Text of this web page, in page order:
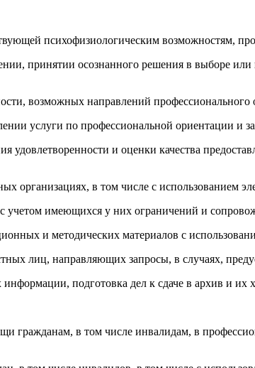
психофизиологическим возможностям,
принятии осознанного решения в выборе
возможных направлений профессионального
услуги по профессиональной ориентации и
удовлетворенности и оценки качества
организациях, в том числе с использованием
имеющихся у них ограничений и
и методических материалов с
лиц, направляющих запросы, в случаях,
подготовка дел к сдаче в архив и их
гражданам, в том числе инвалидам, в